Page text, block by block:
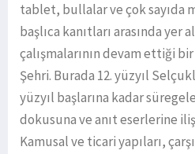
tablet, bullalar ve çok sayıda
başlıca kanıtları arasında yer
çalışmalarının devam ettiği
Şehri. Burada 12. yüzyıl
yüzyıl başlarına kadar
dokusuna ve anıt eserlerine
Kamusal ve ticari yapıları,